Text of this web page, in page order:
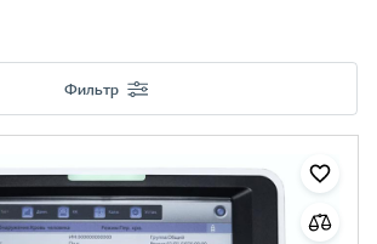
Фильтр